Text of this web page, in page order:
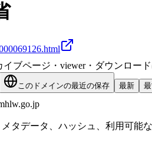
イブページ・viewer・ダウンロー
このドメインの最近の保存 最新
タデータ、ハッシュ、利用可能